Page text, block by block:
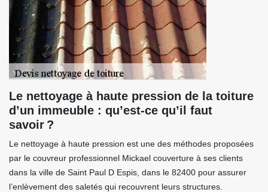
Le nettoyage à haute pression de la toiture
d’un immeuble : qu’est-ce qu’il faut
savoir ?
Le nettoyage à haute pression est une des méthodes proposées
par le couvreur professionnel Mickael couverture à ses clients
dans la ville de Saint Paul D Espis, dans le 82400 pour assurer
l’enlèvement des saletés qui recouvrent leurs structures.